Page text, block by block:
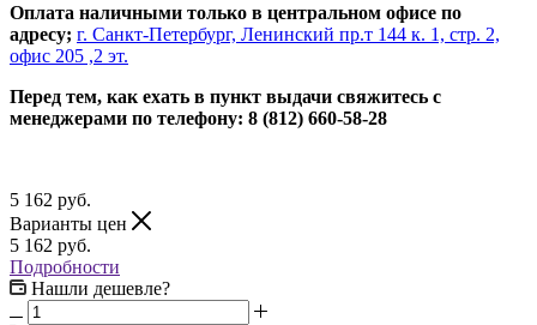
Оплата наличными только в центральном офисе по
адресу; г. Санкт-Петербург, Ленинский пр.т 144 к. 1, стр. 2,
офис 205 ,2 эт.
Перед тем, как ехать в пункт выдачи свяжитесь с
менеджерами по телефону: 8 (812) 660-58-28
5 162 руб.
Варианты цен
5 162 руб.
Подробности
Нашли дешевле?